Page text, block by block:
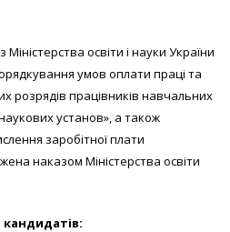
Міністерства освіти і науки України
умов оплати праці та
розрядів працівників навчальних
установ», а також
заробітної плати
наказом Міністерства освіти
кандидатів: